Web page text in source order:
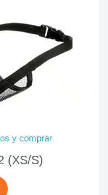
y comprar
(XS/S)